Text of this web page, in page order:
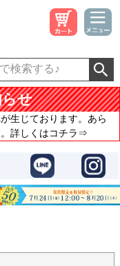
せ
生じております。あら
詳しくはコチラ⇒